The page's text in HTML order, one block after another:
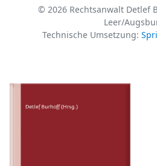
© 2026 Rechtsanwalt Detlef
Leer/
Technische Umsetzung: